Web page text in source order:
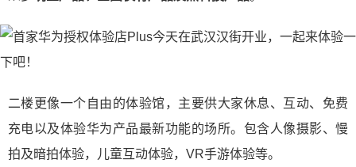
二楼更像一个自由的体验馆，主要供大家休息、互动、免费
充电以及体验华为产品最新功能的场所。包含人像摄影、慢
拍及暗拍体验，儿童互动体验，VR手游体验等。